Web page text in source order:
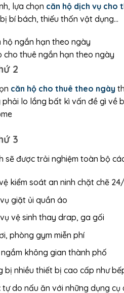
lựa chọn căn hộ dịch vụ cho
bí bách, thiếu thốn vật dụng…
cho thuê ngắn hạn theo ngày
2
căn hộ cho thuê theo ngày
phải lo lắng bất kì vấn đề gì về
3
sẽ được trải nghiệm toàn bộ
kiểm soát an ninh chặt chẽ
giặt ủi quần áo
vệ sinh thay drap, ga gối
phòng gym miễn phí
không gian thành phố
bị nhiều thiết bị cao cấp như
tự do nấu ăn với những dụng